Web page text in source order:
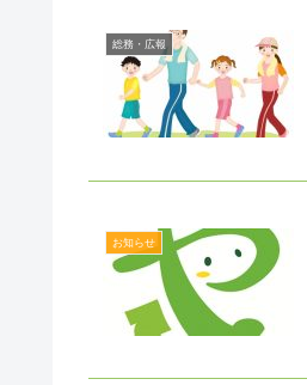
総務・広報
お知らせ